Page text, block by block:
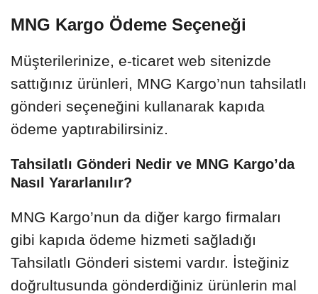
MNG Kargo Ödeme Seçeneği
Müşterilerinize, e-ticaret web sitenizde
sattığınız ürünleri, MNG Kargo’nun tahsilatlı
gönderi seçeneğini kullanarak kapıda
ödeme yaptırabilirsiniz.
Tahsilatlı Gönderi Nedir ve MNG Kargo’da
Nasıl Yararlanılır?
MNG Kargo’nun da diğer kargo firmaları
gibi kapıda ödeme hizmeti sağladığı
Tahsilatlı Gönderi sistemi vardır. İsteğiniz
doğrultusunda gönderdiğiniz ürünlerin mal